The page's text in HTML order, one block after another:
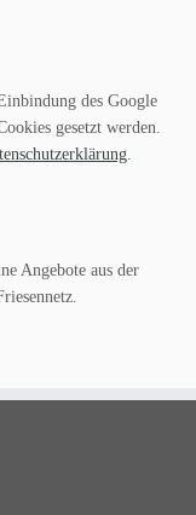
des Google
gesetzt werden.
.
Angebote aus der